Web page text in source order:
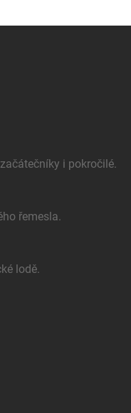
i pokročilé.
řemesla.
lodě.